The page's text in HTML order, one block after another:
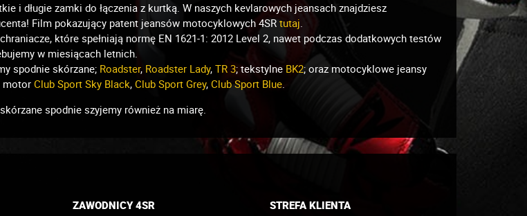
i długie zamki do łączenia z kurtką. W naszych kevlarowych jeansach znajdziesz
Film pokazujący patent jeansów motocyklowych 4SR tutaj.
które spełniają normę EN 1621-1: 2012 Level 2, nawet podczas dodatkowych testów
w miesiącach letnich.
spodnie skórzane; Roadster, Roadster Lady, TR 3; tekstylne BK2; oraz motocyklowe jeansy
motor Club Sport Sky Black, Club Sport Grey, Club Sport Blue.
spodnie szyjemy również na miarę.
ZAWODNICY 4SR
STREFA KLIENTA